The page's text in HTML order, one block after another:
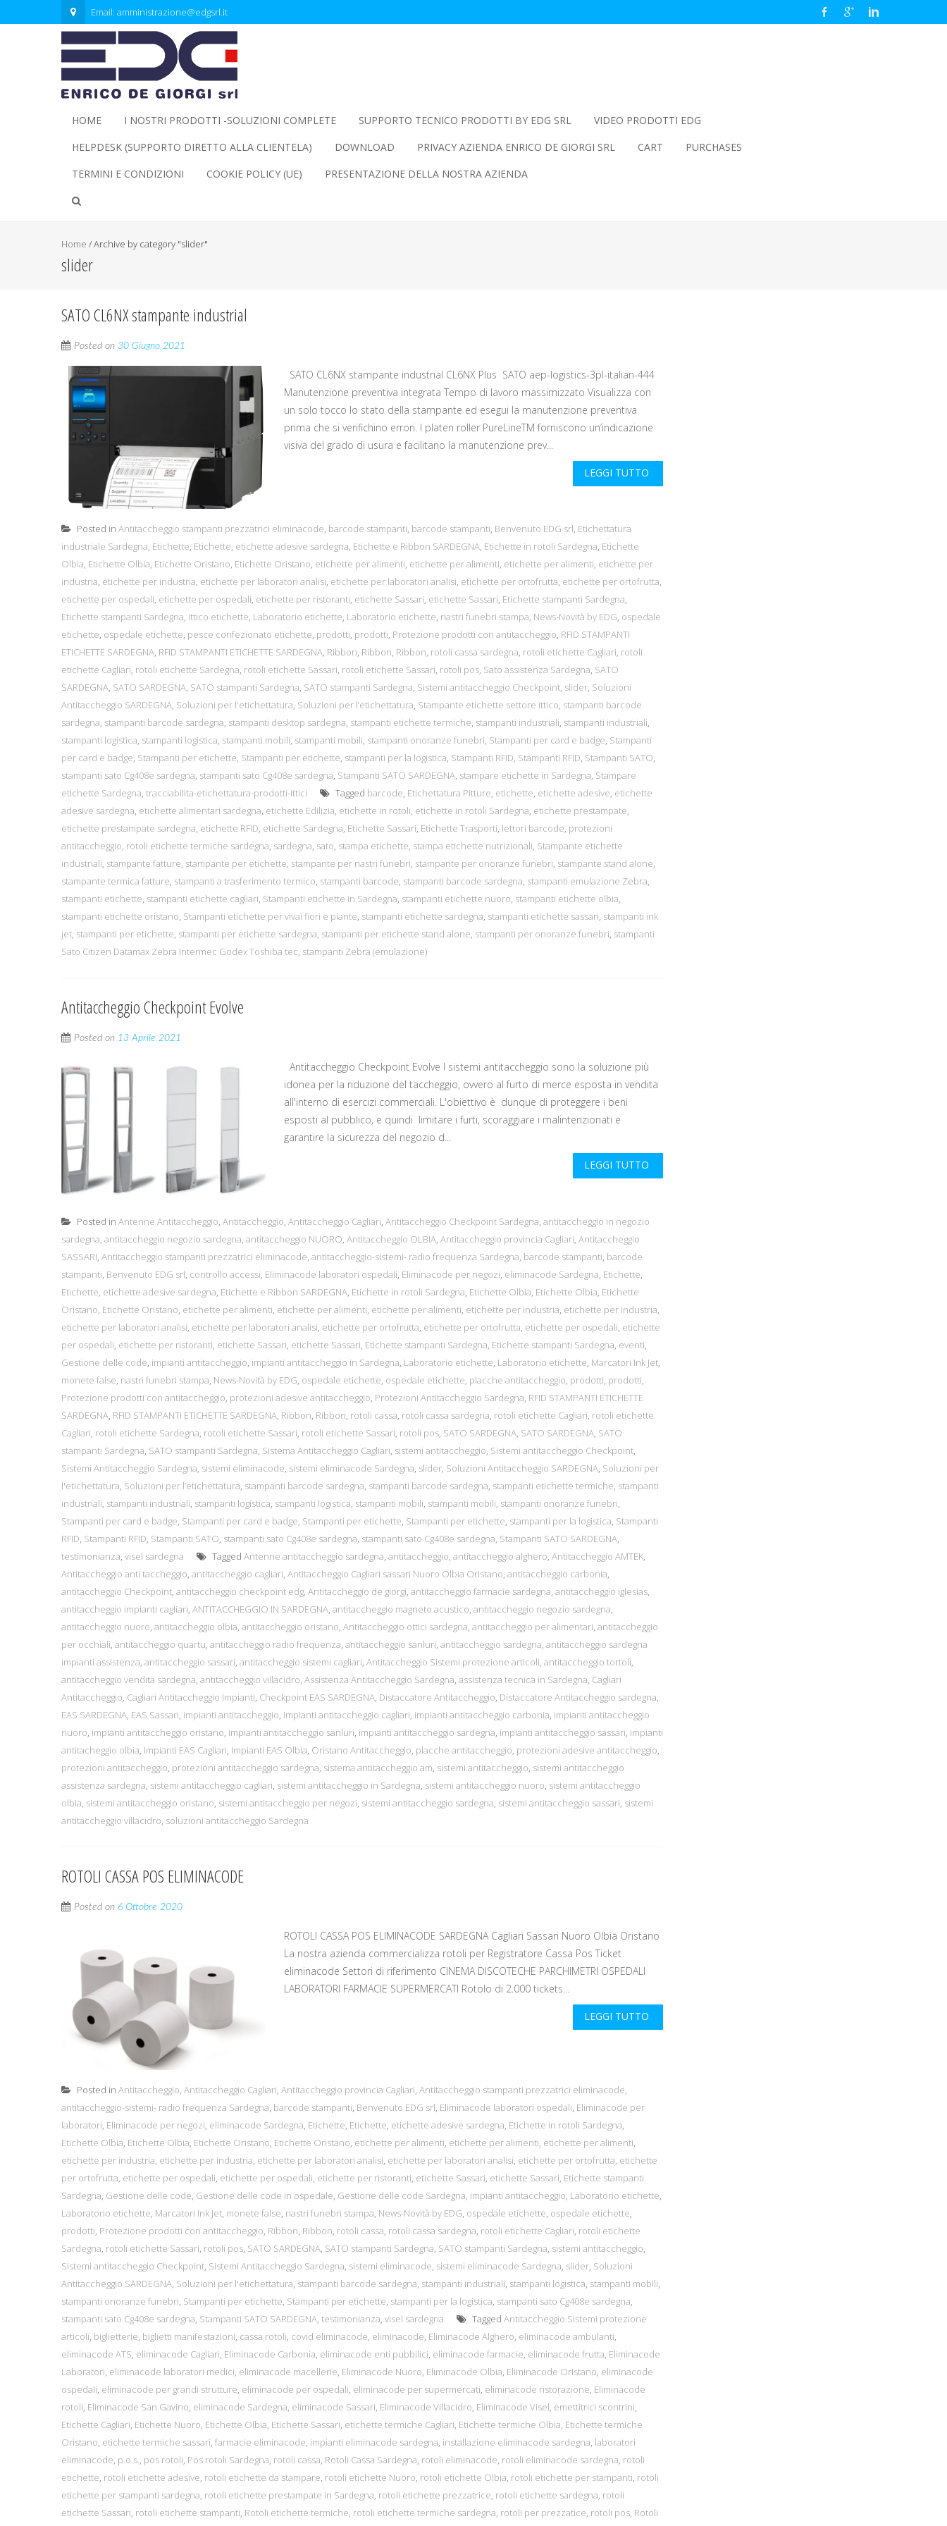
Email: amministrazione@edgsrl.it
HOME I NOSTRI PRODOTTI -SOLUZIONI COMPLETE SUPPORTO TECNICO PRODOTTI BY EDG SRL
VIDEO PRODOTTI EDG
HELPDESK (SUPPORTO DIRETTO ALLA CLIENTELA)
DOWNLOAD PRIVACY AZIENDA ENRICO DE GIORGI SRL CART
PURCHASES
TERMINI E CONDIZIONI
COOKIE POLICY (UE) PRESENTAZIONE DELLA NOSTRA AZIENDA
Home /Archive by category "slider"
slider
SATO CL6NX stampante industrial
Posted on 30 Giugno 2021
SATO CL6NX stampante industrial CL6NX Plus SATO aep-logistics-3pl-italian-444
Manutenzione preventiva integrata Tempo di lavoro massimizzato Visualizza con
un solo tocco lo stato della stampante ed esegui la manutenzione preventiva
prima che si verifichino errori. I platen roller PureLineTM forniscono un’indicazione
visiva del grado di usura e facilitano la manutenzione prev...
LEGGI TUTTO
Posted in Antitaccheggio stampanti prezzatrici eliminacode, barcode stampanti, barcode stampanti, Benvenuto EDG srl, Etichettatura
industriale Sardegna, Etichette, Etichette, etichette adesive sardegna, Etichette e Ribbon SARDEGNA, Etichette in rotoli Sardegna, Etichette
Olbia, Etichette Olbia, Etichette Oristano, Etichette Oristano, etichette per alimenti, etichette per alimenti, etichette per alimenti, etichette per
industria, etichette per industria, etichette per laboratori analisi, etichette per laboratori analisi, etichette per ortofrutta, etichette per ortofrutta,
etichette per ospedali, etichette per ospedali, etichette per ristoranti, etichette Sassari, etichette Sassari, Etichette stampanti Sardegna,
Etichette stampanti Sardegna, ittico etichette, Laboratorio etichette, Laboratorio etichette, nastri funebri stampa, News-Novità by EDG, ospedale
etichette, ospedale etichette, pesce confezionato etichette, prodotti, prodotti, Protezione prodotti con antitaccheggio, RFID STAMPANTI
ETICHETTE SARDEGNA, RFID STAMPANTI ETICHETTE SARDEGNA, Ribbon, Ribbon, Ribbon, rotoli cassa sardegna, rotoli etichette Cagliari, rotoli
etichette Cagliari, rotoli etichette Sardegna, rotoli etichette Sassari, rotoli etichette Sassari, rotoli pos, Sato assistenza Sardegna, SATO
SARDEGNA, SATO SARDEGNA, SATO stampanti Sardegna, SATO stampanti Sardegna, Sistemi antitaccheggio Checkpoint, slider, Soluzioni
Antitaccheggio SARDEGNA, Soluzioni per l'etichettatura, Soluzioni per l’etichettatura, Stampante etichette settore ittico, stampanti barcode
sardegna, stampanti barcode sardegna, stampanti desktop sardegna, stampanti etichette termiche, stampanti industriali, stampanti industriali,
stampanti logistica, stampanti logistica, stampanti mobili, stampanti mobili, stampanti onoranze funebri, Stampanti per card e badge, Stampanti
per card e badge, Stampanti per etichette, Stampanti per etichette, stampanti per la logistica, Stampanti RFID, Stampanti RFID, Stampanti SATO,
stampanti sato Cg408e sardegna, stampanti sato Cg408e sardegna, Stampanti SATO SARDEGNA, stampare etichette in Sardegna, Stampare
etichette Sardegna, tracciabilita-etichettatura-prodotti-ittici Tagged barcode, Etichettatura Pitture, etichette, etichette adesive, etichette
adesive sardegna, etichette alimentari sardegna, etichette Edilizia, etichette in rotoli, etichette in rotoli Sardegna, etichette prestampate,
etichette prestampate sardegna, etichette RFID, etichette Sardegna, Etichette Sassari, Etichette Trasporti, lettori barcode, protezioni
antitaccheggio, rotoli etichette termiche sardegna, sardegna, sato, stampa etichette, stampa etichette nutrizionali, Stampante etichette
industriali, stampante fatture, stampante per etichette, stampante per nastri funebri, stampante per onoranze funebri, stampante stand alone,
stampante termica fatture, stampanti a trasferimento termico, stampanti barcode, stampanti barcode sardegna, stampanti emulazione Zebra,
stampanti etichette, stampanti etichette cagliari, Stampanti etichette in Sardegna, stampanti etichette nuoro, stampanti etichette olbia,
stampanti etichette oristano, Stampanti etichette per vivai fiori e piante, stampanti etichette sardegna, stampanti etichette sassari, stampanti ink
jet, stampanti per etichette, stampanti per etichette sardegna, stampanti per etichette stand alone, stampanti per onoranze funebri, stampanti
Sato Citizen Datamax Zebra Intermec Godex Toshiba tec, stampanti Zebra (emulazione)
Antitaccheggio Checkpoint Evolve
Posted on 13 Aprile 2021
Antitaccheggio Checkpoint Evolve I sistemi antitaccheggio sono la soluzione più
idonea per la riduzione del taccheggio, ovvero al furto di merce esposta in vendita
all'interno di esercizi commerciali. L'obiettivo è dunque di proteggere i beni
esposti al pubblico, e quindi limitare i furti, scoraggiare i malintenzionati e
garantire la sicurezza del negozio d...
LEGGI TUTTO
Posted in Antenne Antitaccheggio Antitaccheggio Antitaccheggio Cagliari Antitaccheggio Checkpoint Sardegna antitaccheggio in negozio
sardegna antitaccheggio negozio sardegna antitaccheggio NUORO Antitaccheggio OLBIA Antitaccheggio provincia Cagliari Antitaccheggio
SASSARI Antitaccheggio stampanti prezzatrici eliminacode antitaccheggio-sistemi- radio frequenza Sardegna barcode stampanti barcode
stampanti Benvenuto EDG srl controllo accessi Eliminacode laboratori ospedali Eliminacode per negozi eliminacode Sardegna Etichette
Etichette etichette adesive sardegna Etichette e Ribbon SARDEGNA Etichette in rotoli Sardegna Etichette Olbia Etichette Olbia Etichette
Oristano Etichette Oristano etichette per alimenti etichette per alimenti etichette per alimenti etichette per industria etichette per industria
etichette per laboratori analisi etichette per laboratori analisi etichette per ortofrutta etichette per ortofrutta etichette per ospedali etichette
per ospedali etichette per ristoranti etichette Sassari etichette Sassari Etichette stampanti Sardegna Etichette stampanti Sardegna eventi
Gestione delle code impianti antitaccheggio impianti antitaccheggio in Sardegna Laboratorio etichette Laboratorio etichette Marcatori Ink Jet
monete false nastri funebri stampa News-Novità by EDG ospedale etichette ospedale etichette placche antitaccheggio prodotti prodotti
Protezione prodotti con antitaccheggio protezioni adesive antitaccheggio Protezioni Antitaccheggio Sardegna RFID STAMPANTI ETICHETTE
SARDEGNA RFID STAMPANTI ETICHETTE SARDEGNA Ribbon Ribbon rotoli cassa rotoli cassa sardegna rotoli etichette Cagliari rotoli etichette
Cagliari rotoli etichette Sardegna rotoli etichette Sassari rotoli etichette Sassari rotoli pos SATO SARDEGNA SATO SARDEGNA SATO
stampanti Sardegna SATO stampanti Sardegna Sistema Antitaccheggio Cagliari sistemi antitaccheggio Sistemi antitaccheggio Checkpoint
Sistemi Antitaccheggio Sardegna sistemi eliminacode sistemi eliminacode Sardegna slider Soluzioni Antitaccheggio SARDEGNA Soluzioni per
l'etichettatura Soluzioni per l’etichettatura stampanti barcode sardegna stampanti barcode sardegna stampanti etichette termiche stampanti
industriali stampanti industriali stampanti logistica stampanti logistica stampanti mobili stampanti mobili stampanti onoranze funebri
Stampanti per card e badge Stampanti per card e badge Stampanti per etichette Stampanti per etichette stampanti per la logistica Stampanti
RFID Stampanti RFID Stampanti SATO stampanti sato Cg408e sardegna stampanti sato Cg408e sardegna Stampanti SATO SARDEGNA
testimonianza visel sardegna Tagged Antenne antitaccheggio sardegna antitaccheggio antitaccheggio alghero Antitaccheggio AMTEK
Antitaccheggio anti taccheggio antitaccheggio cagliari Antitaccheggio Cagliari sassari Nuoro Olbia Oristano antitaccheggio carbonia
antitaccheggio Checkpoint antitaccheggio checkpoint edg Antitaccheggio de giorgi antitaccheggio farmacie sardegna antitaccheggio iglesias
antitaccheggio impianti cagliari ANTITACCHEGGIO IN SARDEGNA antitaccheggio magneto acustico antitaccheggio negozio sardegna
antitaccheggio nuoro antitaccheggio olbia antitaccheggio oristano Antitaccheggio ottici sardegna antitaccheggio per alimentari antitaccheggio
per occhiali antitaccheggio quartu antitaccheggio radio frequenza antitaccheggio sanluri antitaccheggio sardegna antitaccheggio sardegna
impianti assistenza antitaccheggio sassari antitaccheggio sistemi cagliari Antitaccheggio Sistemi protezione articoli antitaccheggio tortolì
antitaccheggio vendita sardegna antitaccheggio villacidro Assistenza Antitaccheggio Sardegna assistenza tecnica in Sardegna Cagliari
Antitaccheggio Cagliari Antitaccheggio Impianti Checkpoint EAS SARDEGNA Distaccatore Antitaccheggio Distaccatore Antitaccheggio sardegna
EAS SARDEGNA EAS Sassari impianti antitaccheggio impianti antitaccheggio cagliari impianti antitaccheggio carbonia impianti antitaccheggio
nuoro impianti antitaccheggio oristano impianti antitaccheggio sanluri impianti antitaccheggio sardegna impianti antitaccheggio sassari impianti
antitacheggio olbia Impianti EAS Cagliari Impianti EAS Olbia Oristano Antitaccheggio placche antitaccheggio protezioni adesive antitaccheggio
protezioni antitaccheggio protezioni antitaccheggio sardegna sistema antitaccheggio am sistemi antitaccheggio sistemi antitaccheggio
assistenza sardegna sistemi antitaccheggio cagliari sistemi antitaccheggio in Sardegna sistemi antitaccheggio nuoro sistemi antitaccheggio
olbia sistemi antitaccheggio oristano sistemi antitaccheggio per negozi sistemi antitaccheggio sardegna sistemi antitaccheggio sassari sistemi
antitaccheggio villacidro soluzioni antitaccheggio Sardegna
ROTOLI CASSA POS ELIMINACODE
Posted on 6 Ottobre 2020
ROTOLI CASSA POS ELIMINACODE SARDEGNA Cagliari Sassari Nuoro Olbia Oristano
La nostra azienda commercializza rotoli per Registratore Cassa Pos Ticket
eliminacode Settori di riferimento CINEMA DISCOTECHE PARCHIMETRI OSPEDALI
LABORATORI FARMACIE SUPERMERCATI Rotolo di 2.000 tickets...
LEGGI TUTTO
Posted in Antitaccheggio, Antitaccheggio Cagliari, Antitaccheggio provincia Cagliari, Antitaccheggio stampanti prezzatrici eliminacode,
antitaccheggio-sistemi- radio frequenza Sardegna, barcode stampanti, Benvenuto EDG srl, Eliminacode laboratori ospedali, Eliminacode per
laboratori, Eliminacode per negozi, eliminacode Sardegna, Etichette, Etichette, etichette adesive sardegna, Etichette in rotoli Sardegna,
Etichette Olbia, Etichette Olbia, Etichette Oristano, Etichette Oristano, etichette per alimenti, etichette per alimenti, etichette per alimenti,
etichette per industria, etichette per industria, etichette per laboratori analisi, etichette per laboratori analisi, etichette per ortofrutta, etichette
per ortofrutta, etichette per ospedali, etichette per ospedali, etichette per ristoranti, etichette Sassari, etichette Sassari, Etichette stampanti
Sardegna, Gestione delle code, Gestione delle code in ospedale, Gestione delle code Sardegna, impianti antitaccheggio, Laboratorio etichette,
Laboratorio etichette, Marcatori Ink Jet, monete false, nastri funebri stampa, News-Novità by EDG, ospedale etichette, ospedale etichette,
prodotti, Protezione prodotti con antitaccheggio, Ribbon, Ribbon, rotoli cassa, rotoli cassa sardegna, rotoli etichette Cagliari, rotoli etichette
Sardegna, rotoli etichette Sassari, rotoli pos, SATO SARDEGNA, SATO stampanti Sardegna, SATO stampanti Sardegna, sistemi antitaccheggio,
Sistemi antitaccheggio Checkpoint, Sistemi Antitaccheggio Sardegna, sistemi eliminacode, sistemi eliminacode Sardegna, slider, Soluzioni
Antitaccheggio SARDEGNA, Soluzioni per l'etichettatura, stampanti barcode sardegna, stampanti industriali, stampanti logistica, stampanti mobili,
stampanti onoranze funebri, Stampanti per etichette, Stampanti per etichette, stampanti per la logistica, stampanti sato Cg408e sardegna,
stampanti sato Cg408e sardegna, Stampanti SATO SARDEGNA, testimonianza, visel sardegna Tagged Antitaccheggio Sistemi protezione
articoli, biglietterie, biglietti manifestazioni, cassa rotoli, covid eliminacode, eliminacode, Eliminacode Alghero, eliminacode ambulanti,
eliminacode ATS, eliminacode Cagliari, Eliminacode Carbonia, eliminacode enti pubbilici, eliminacode farmacie, eliminacode frutta, Eliminacode
Laboratori, eliminacode laboratori medici, eliminacode macellerie, Eliminacode Nuoro, Eliminacode Olbia, Eliminacode Oristano, eliminacode
ospedali, eliminacode per grandi strutture, eliminacode per ospedali, eliminacode per supermercati, eliminacode ristorazione, Eliminacode
rotoli, Eliminacode San Gavino, eliminacode Sardegna, eliminacode Sassari, Eliminacode Villacidro, Eliminacode Visel, emettitrici scontrini,
Etichette Cagliari, Etichette Nuoro, Etichette Olbia, Etichette Sassari, etichette termiche Cagliari, Etichette termiche Olbia, Etichette termiche
Oristano, etichette termiche sassari, farmacie eliminacode, impianti eliminacode sardegna, installazione eliminacode sardegna, laboratori
eliminacode, p.o.s., pos rotoli, Pos rotoli Sardegna, rotoli cassa, Rotoli Cassa Sardegna, rotoli eliminacode, rotoli eliminacode sardegna, rotoli
etichette, rotoli etichette adesive, rotoli etichette da stampare, rotoli etichette Nuoro, rotoli etichette Olbia, rotoli etichette per stampanti, rotoli
etichette per stampanti sardegna, rotoli etichette prestampate in Sardegna, rotoli etichette prezzatrice, rotoli etichette sardegna, rotoli
etichette Sassari, rotoli etichette stampanti, Rotoli etichette termiche, rotoli etichette termiche sardegna, rotoli per prezzatice, rotoli pos, Rotoli